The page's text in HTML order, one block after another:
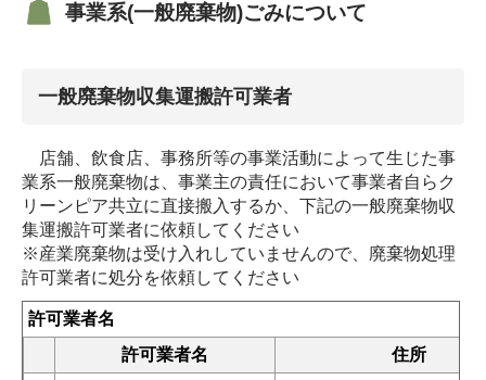
事業系(一般廃棄物)ごみについて
一般廃棄物収集運搬許可業者
店舗、飲食店、事務所等の事業活動によって生じた事
業系一般廃棄物は、事業主の責任において事業者自らク
リーンピア共立に直接搬入するか、下記の一般廃棄物収
集運搬許可業者に依頼してください
※産業廃棄物は受け入れしていませんので、廃棄物処理
許可業者に処分を依頼してください
許可業者名
許可業者名
住所